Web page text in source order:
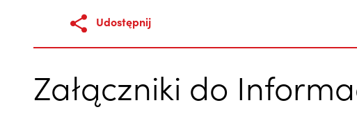
Udostępnij
Załączniki do